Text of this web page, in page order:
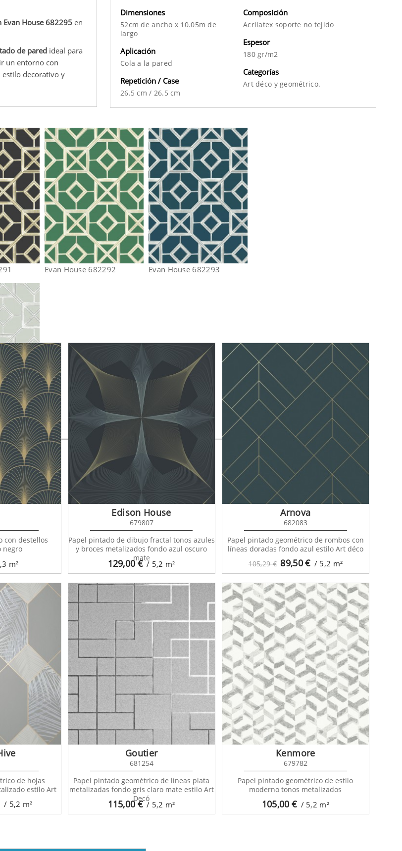
House 682295 en
de pared ideal para
un entorno con
estilo decorativo y
Dimensiones
52cm de ancho x 10.05m de
largo
Aplicación
Cola a la pared
Repetición / Case
26.5 cm/ 26.5 cm
Composición
Acrilatex soporte no tejido
Espesor
180 gr/m2
Categorías
Art déco y geométrico.
Evan House 682292 Evan House 682293
m²
con destellos
negro
129,00€ / 5,2 m²
Edison House
679807
Papel pintado de dibujo fractal tonos azules
y broces metalizados fondo azul oscuro
mate
105,29 € 89,50€ / 5,2 m²
Arnova
682083
Papel pintado geométrico de rombos con
líneas doradas fondo azul estilo Art déco
/ 5,2 m²
de hojas
estilo Art
115,00€ / 5,2 m²
Goutier
681254
Papel pintado geométrico de líneas plata
metalizadas fondo gris claro mate estilo Art
Decó
105,00€ / 5,2 m²
Kenmore
679782
Papel pintado geométrico de estilo
moderno tonos metalizados